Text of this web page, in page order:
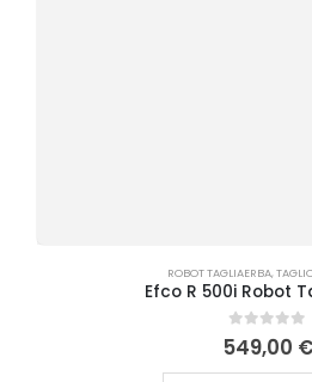
ROBOT TAGLIAERBA,
Efco R 500i Robot
0 Su 5
549,00 €